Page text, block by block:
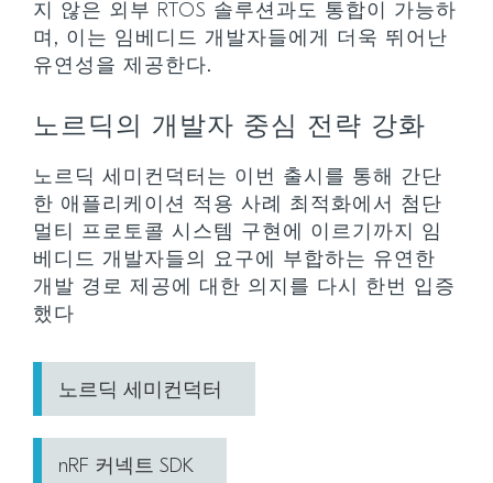
지 않은 외부 RTOS 솔루션과도 통합이 가능하
며, 이는 임베디드 개발자들에게 더욱 뛰어난
유연성을 제공한다.
노르딕의 개발자 중심 전략 강화
노르딕 세미컨덕터는 이번 출시를 통해 간단
한 애플리케이션 적용 사례 최적화에서 첨단
멀티 프로토콜 시스템 구현에 이르기까지 임
베디드 개발자들의 요구에 부합하는 유연한
개발 경로 제공에 대한 의지를 다시 한번 입증
했다
노르딕 세미컨덕터
nRF 커넥트 SDK